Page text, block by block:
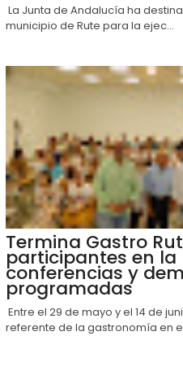
La Junta de Andalucía ha
municipio de Rute para la ejec...
Termina Gastro
participantes en la
conferencias y
programadas
Entre el 29 de mayo y el 14 de
referente de la gastronomía en